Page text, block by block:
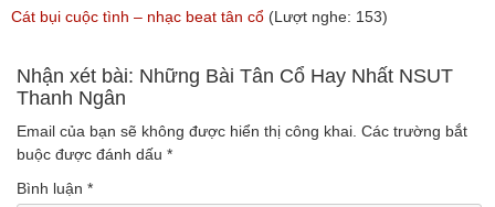
(Lượt nghe: 234)
(Lượt nghe: 994)
Cát bụi cuộc tình – nhạc beat tân cổ (Lượt nghe: 153)
Nhận xét bài: Những Bài Tân Cổ Hay Nhất NSUT
Thanh Ngân
Email của bạn sẽ không được hiển thị công khai. Các trường bắt
buộc được đánh dấu *
Bình luận *